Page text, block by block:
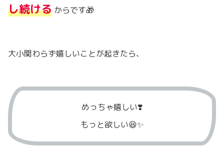
し続ける からです🎁
大小関わらず嬉しいことが起きたら、
めっちゃ嬉しい❣️
もっと欲しい😆✨